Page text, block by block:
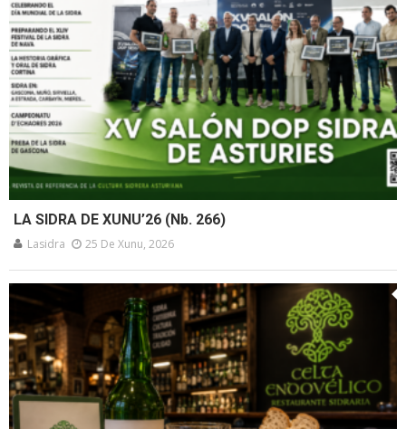
LA SIDRA DE XUNU’26 (Nb. 266)
Lasidra 25 De Xunu, 2026